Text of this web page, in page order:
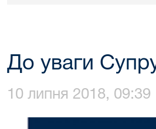
До уваги
10 липня 2018, 09:39